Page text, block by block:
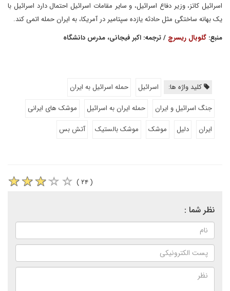
اسرائیل کاتز، وزیر دفاع اسرائیل، و سایر مقامات اسرائیل احتمال دارد اسرائیل با
یک بهانه ساختگی مثل حادثه یازده سپتامیر در آمریکا، به ایران حمله اتمی کند.
منبع: گلوبال ریسرچ / ترجمه: اکبر فیجانی، مدرس دانشگاه
کلید واژه ها: اسرائیل
حمله اسرائیل به ایران
جنگ اسرائیل و ایران
حمله ایران به اسرائیل
موشک های ایرانی
ایران
دلیل موشک موشک بالستیک آتش بس
( ۲۴ )
نظر شما :